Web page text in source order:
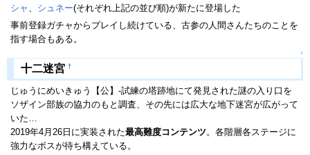
シャ 、 シュネー(それぞれ上記の並び順)が新たに登場した
事前登録ガチャからプレイし続けている、古参の人間さんたちのことを
指す場合もある。
↑
十二迷宮 †
じゅうにめいきゅう【公】-試練の塔跡地にて発見された謎の入り口を
ソザイン部族の協力のもと調査、その先には広大な地下迷宮が広がって
いた…
2019年4月26日に実装された最高難度コンテンツ。各階層各ステージに
強力なボスが待ち構えている。